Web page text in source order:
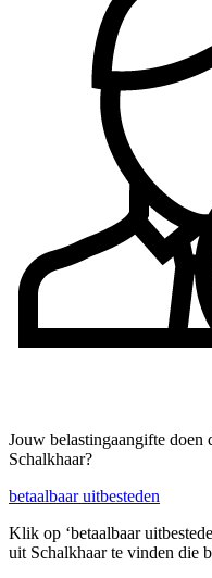
Jouw belastingaangifte doen
Schalkhaar?
betaalbaar uitbesteden
Klik op ‘betaalbaar
uit Schalkhaar te vinden die